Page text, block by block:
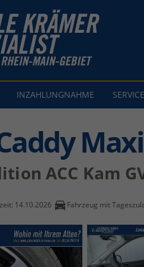
INZAHLUNGNAHME SERVICE
Maxi
ACC Kam
14.10.2026 Fahrzeug mit